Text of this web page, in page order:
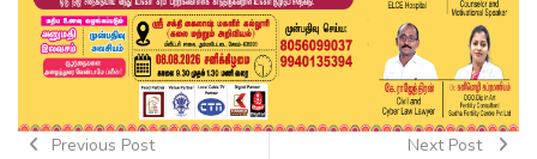
Previous Post Next Post